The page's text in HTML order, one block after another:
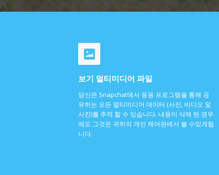
보기 멀티미디어 파일
당신은 Snapchat에서 응용 프로그램을 통해 공
유하는 모든 멀티미디어 데이터 (사진, 비디오 및
사진)를 추적 할 수 있습니다. 내용이 삭제 된 경우
에도 그것은 귀하의 개인 제어판에서 볼 수있게됩
니다.